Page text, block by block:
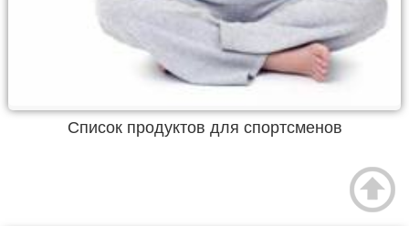
Список продуктов для спортсменов